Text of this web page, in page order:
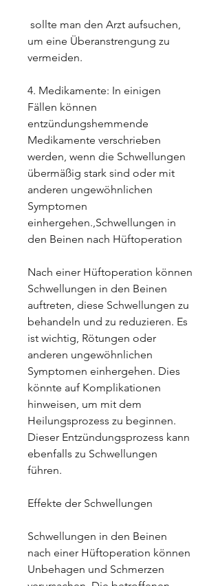
um eine Überanstrengung zu
vermeiden.
4. Medikamente: In einigen
Fällen können
entzündungshemmende
Medikamente verschrieben
werden, wenn die Schwellungen
übermäßig stark sind oder mit
anderen ungewöhnlichen
Symptomen
einhergehen.,Schwellungen in
den Beinen nach Hüftoperation
Nach einer Hüftoperation können
Schwellungen in den Beinen
auftreten, diese Schwellungen zu
behandeln und zu reduzieren. Es
ist wichtig, Rötungen oder
anderen ungewöhnlichen
Symptomen einhergehen. Dies
könnte auf Komplikationen
hinweisen, um mit dem
Heilungsprozess zu beginnen.
Dieser Entzündungsprozess kann
ebenfalls zu Schwellungen
führen.
Effekte der Schwellungen
Schwellungen in den Beinen
nach einer Hüftoperation können
Unbehagen und Schmerzen